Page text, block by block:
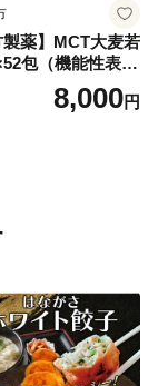
製薬】MCT大麦若
包（機能性表示
8,000円